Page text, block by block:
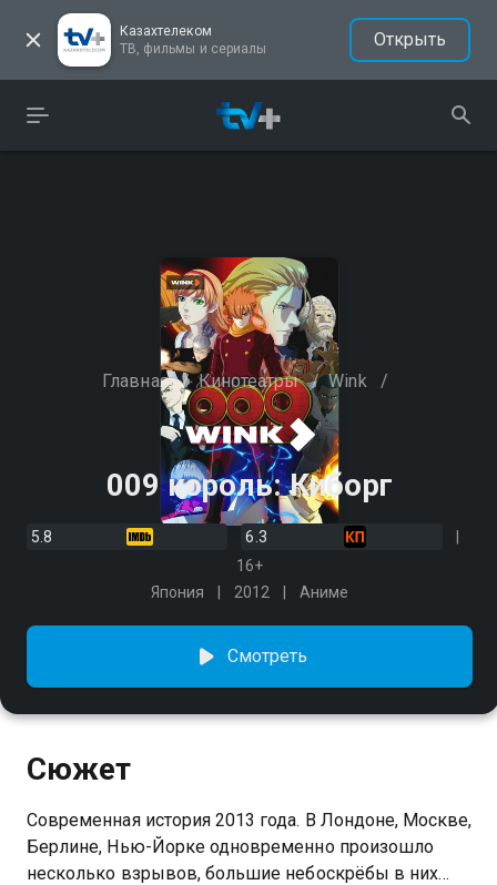
Казахтелеком
ТВ, фильмы и сериалы
Открыть
Главная / Кинотеатры / Wink /
009 король: Киборг
5.8
6.3
16+
Япония
2012 Аниме
Смотреть
Сюжет
Современная история 2013 года. В Лондоне, Москве,
Берлине, Нью-Йорке одновременно произошло
несколько взрывов, большие небоскрёбы в них